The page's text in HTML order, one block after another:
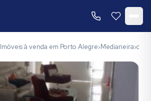
Imóveis à venda em Porto Alegre›Medianeira›